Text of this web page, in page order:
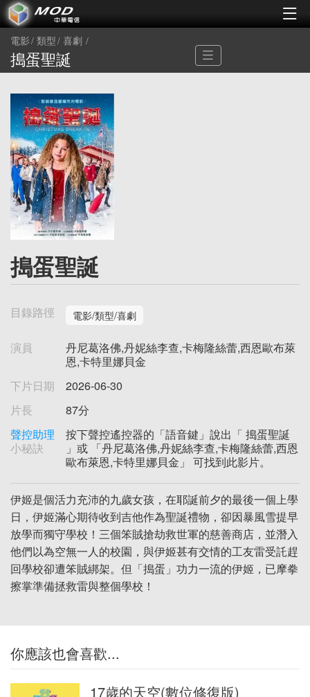
電影 類型 喜劇
搗蛋聖誕
搗蛋聖誕
目錄路徑 電影/類型/喜劇
演員
丹尼葛洛佛,丹妮絲李查,卡梅隆絲蕾,西恩歐布萊
恩,卡特里娜貝金
下片日期
2026-06-30
片長
87分
聲控助理
小秘訣
按下聲控遙控器的「語音鍵」說出「 搗蛋聖誕
」或 「丹尼葛洛佛,丹妮絲李查,卡梅隆絲蕾,西恩
歐布萊恩,卡特里娜貝金」 可找到此影片。
伊姬是個活力充沛的九歲女孩，在耶誕前夕的最後一個上學
日，伊姬滿心期待收到吉他作為聖誕禮物，卻因暴風雪提早
放學而獨守學校！三個笨賊搶劫救世軍的慈善商店，並潛入
他們以為空無一人的校園，與伊姬甚有交情的工友雷受託趕
回學校卻遭笨賊綁架。但「搗蛋」功力一流的伊姬，已摩拳
擦掌準備拯救雷與整個學校！
你應該也會喜歡...
17歲的天空(數位修復版)